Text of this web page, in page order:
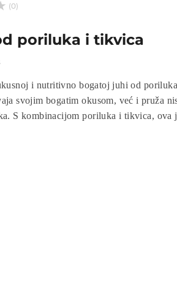
(0)
poriluka i tikvica
i nutritivno bogatoj juhi od
svojim bogatim okusom, već i pruža
S kombinacijom poriluka i tikvica, ova